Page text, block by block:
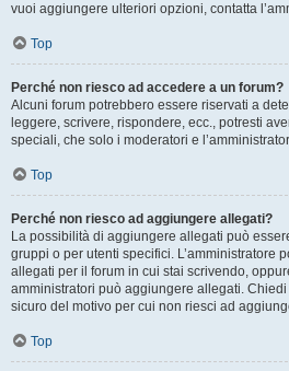
vuoi aggiungere ulteriori opzioni, contatta
Top
Perché non riesco ad accedere a un forum?
Alcuni forum potrebbero essere riservati a
leggere, scrivere, rispondere, ecc., potresti
speciali, che solo i moderatori e
Top
Perché non riesco ad aggiungere allegati?
La possibilità di aggiungere allegati può
gruppi o per utenti specifici. L’amministratore
allegati per il forum in cui stai scrivendo,
amministratori può aggiungere allegati. Chiedi
sicuro del motivo per cui non riesci ad
Top